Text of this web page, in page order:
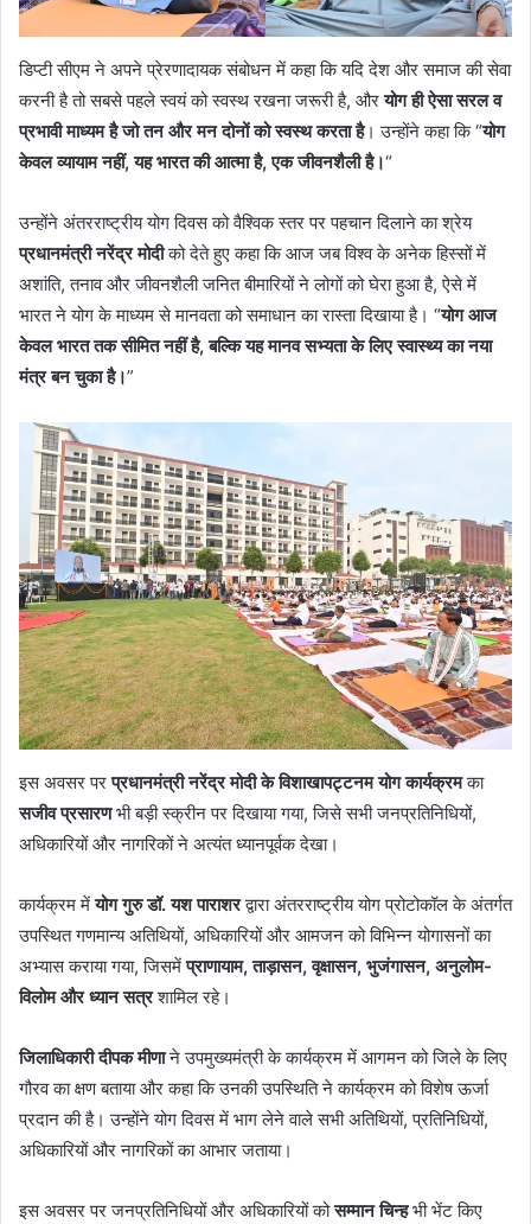
डिप्टी सीएम ने अपने प्रेरणादायक संबोधन में कहा कि यदि देश और समाज की सेवा
करनी है तो सबसे पहले स्वयं को स्वस्थ रखना जरूरी है, औरयोग ही ऐसा सरल व
प्रभावी माध्यम है जो तन और मन दोनों को स्वस्थ करता है। उन्होंने कहा कि “योग
केवल व्यायाम नहीं, यह भारत की आत्मा है, एक जीवनशैली है।“
उन्होंने अंतरराष्ट्रीय योग दिवस को वैश्विक स्तर पर पहचान दिलाने का श्रेय
प्रधानमंत्री नरेंद्र मोदीको देते हुए कहा कि आज जब विश्व के अनेक हिस्सों में
अशांति, तनाव और जीवनशैली जनित बीमारियों ने लोगों को घेरा हुआ है, ऐसे में
भारत ने योग के माध्यम से मानवता को समाधान का रास्ता दिखाया है। “योग आज
केवल भारत तक सीमित नहीं है, बल्कि यह मानव सभ्यता के लिए स्वास्थ्य का नया
मंत्र बन चुका है।”
इस अवसर परप्रधानमंत्री नरेंद्र मोदी के विशाखापट्टनम योग कार्यक्रमका
सजीव प्रसारणभी बड़ी स्क्रीन पर दिखाया गया, जिसे सभी जनप्रतिनिधियों,
अधिकारियों और नागरिकों ने अत्यंत ध्यानपूर्वक देखा।
कार्यक्रम मेंयोग गुरु डॉ. यश पाराशरद्वारा अंतरराष्ट्रीय योग प्रोटोकॉल के अंतर्गत
उपस्थित गणमान्य अतिथियों, अधिकारियों और आमजन को विभिन्न योगासनों का
अभ्यास कराया गया, जिसमेंप्राणायाम, ताड़ासन, वृक्षासन, भुजंगासन, अनुलोम-
विलोम और ध्यान सत्रशामिल रहे।
जिलाधिकारी दीपक मीणाने उपमुख्यमंत्री के कार्यक्रम में आगमन को जिले के लिए
गौरव का क्षण बताया और कहा कि उनकी उपस्थिति ने कार्यक्रम को विशेष ऊर्जा
प्रदान की है। उन्होंने योग दिवस में भाग लेने वाले सभी अतिथियों, प्रतिनिधियों,
अधिकारियों और नागरिकों का आभार जताया।
इस अवसर पर जनप्रतिनिधियों और अधिकारियों कोसम्मान चिन्हभी भेंट किए